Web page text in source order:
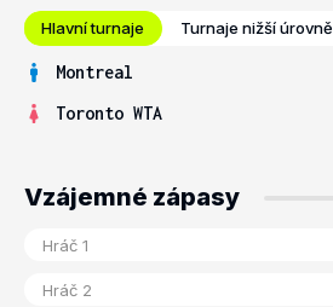
Hlavní turnaje Turnaje nižší úrovně
Montreal
Toronto WTA
Vzájemné zápasy